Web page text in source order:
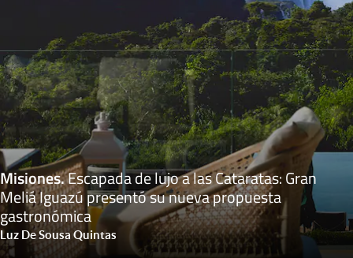
Misiones.Escapada de lujo a las Cataratas: Gran
Meliá Iguazú presentó su nueva propuesta
gastronómica
Luz De Sousa Quintas